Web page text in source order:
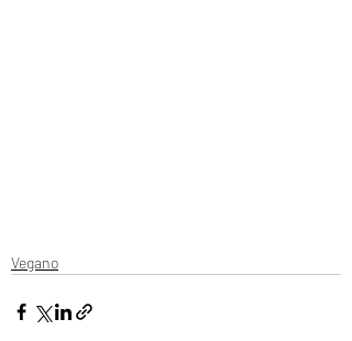
Vegano